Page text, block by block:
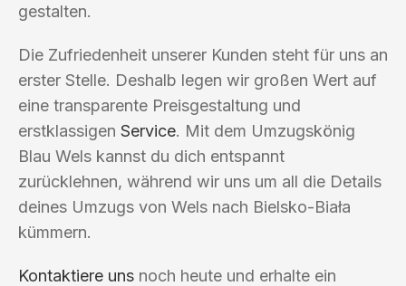
gestalten.
Die Zufriedenheit unserer Kunden steht für uns an
erster Stelle. Deshalb legen wir großen Wert auf
eine transparente Preisgestaltung und
erstklassigen Service. Mit dem Umzugskönig
Blau Wels kannst du dich entspannt
zurücklehnen, während wir uns um all die Details
deines Umzugs von Wels nach Bielsko-Biała
kümmern.
Kontaktiere uns noch heute und erhalte ein